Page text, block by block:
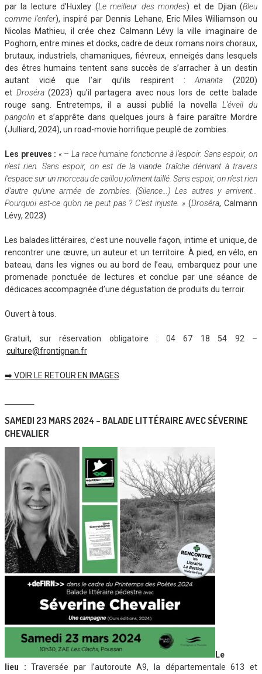
par la lecture d’Huxley (Le meilleur des mondes) et de Djian (Bleu
comme l’enfer), inspiré par Dennis Lehane, Eric Miles Williamson ou
Nicolas Mathieu, il crée chez Calmann Lévy la ville imaginaire de
Poghorn, entre mines et docks, cadre de deux romans noirs choraux,
brutaux, industriels, chamaniques, fiévreux, enneigés dans lesquels
des êtres humains tentent sans succès de s’arracher à un destin
autant vicié que l’air qu’ils respirent :Amanita (2020)
et Droséra(2023) qu’il partagera avec nous lors de cette balade
rouge sang. Entretemps, il a aussi publié la novella L’éveil du
pangolin et s’apprête dans quelques jours à faire paraître Mordre
(Julliard, 2024), un road-movie horrifique peuplé de zombies.
Les preuves : « – La race humaine fonctionne à l’espoir. Sans espoir, on
n’est rien. Sans espoir, on est de la viande fraîche dérivant à travers
l’espace sur un morceau de caillou joliment taillé. Sans espoir, on n’est rien
d’autre qu’une armée de zombies. (Silence…) Les autres y arrivent…
Pourquoi est-ce qu’on ne peut pas ? C’est injuste. »(Droséra, Calmann
Lévy, 2023)
Les balades littéraires, c’est une nouvelle façon, intime et unique, de
rencontrer une œuvre, un auteur et un territoire. À pied, en vélo, en
bateau, dans les vignes ou au bord de l’eau, embarquez pour une
promenade ponctuée de lectures et conclue par une séance de
dédicaces accompagnée d’une dégustation de produits du terroir.
Ouvert à tous.
Gratuit, sur réservation obligatoire : 04 67 18 54 92 –
culture@frontignan.fr
➡️ VOIR LE RETOUR EN IMAGES
SAMEDI 23 MARS 2024 – BALADE LITTÉRAIRE AVEC SÉVERINE
CHEVALIER
Le
lieu : Traversée par l’autoroute A9, la départementale 613 et